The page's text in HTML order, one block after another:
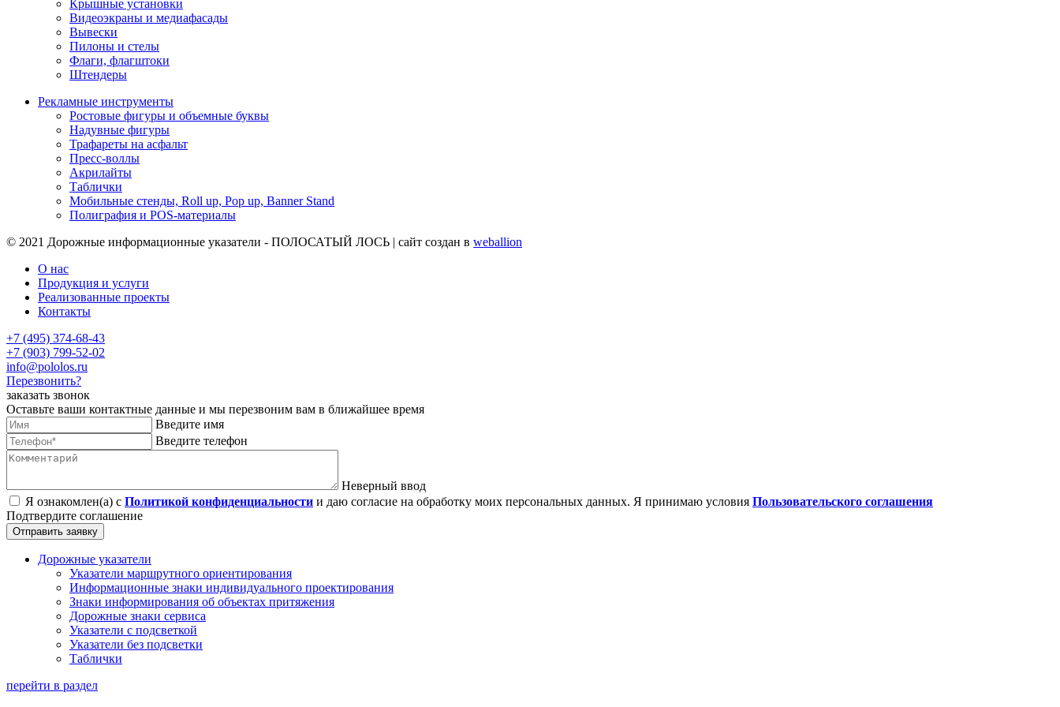
Крышные установки
Видеоэкраны и медиафасады
Вывески
Пилоны и стелы
Флаги, флагштоки
Штендеры
Рекламные инструменты
Ростовые фигуры и объемные буквы
Надувные фигуры
Трафареты на асфальт
Пресс-воллы
Акрилайты
Таблички
Мобильные стенды, Roll up, Pop up, Banner Stand
Полиграфия и POS-материалы
© 2021 Дорожные информационные указатели - ПОЛОСАТЫЙ ЛОСЬ | сайт создан в weballion
О нас
Продукция и услуги
Реализованные проекты
Контакты
+7 (495) 374-68-43
+7 (903) 799-52-02
info@pololos.ru
Перезвонить?
заказать звонок
Оставьте ваши контактные данные и мы перезвоним вам в ближайшее время
Введите имя
Введите телефон
Неверный ввод
Я ознакомлен(а) с Политикой конфиденциальности и даю согласие на обработку моих персональных данных. Я принимаю условия Пользовательского соглашения
Подтвердите соглашение
Отправить заявку
Дорожные указатели
Указатели маршрутного ориентирования
Информационные знаки индивидуального проектирования
Знаки информирования об объектах притяжения
Дорожные знаки сервиса
Указатели с подсветкой
Указатели без подсветки
Таблички
перейти в раздел